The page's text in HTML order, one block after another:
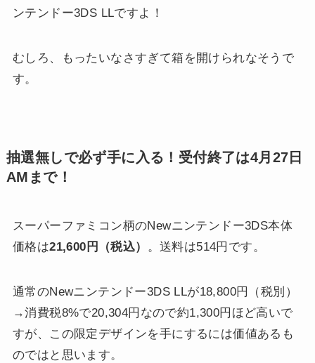
ンテンドー3DS LLですよ！
むしろ、もったいなさすぎて箱を開けられなそうで
す。
抽選無しで必ず手に入る！受付終了は4月27日
AMまで！
スーパーファミコン柄のNewニンテンドー3DS本体
価格は21,600円（税込） 。送料は514円です。
通常のNewニンテンドー3DS LLが18,800円（税別）
→消費税8%で20,304円なので約1,300円ほど高いで
すが、この限定デザインを手にするには価値あるも
のではと思います。